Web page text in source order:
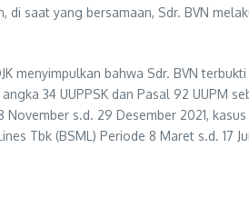
di saat yang bersamaan, Sdr. BVN
menyimpulkan bahwa Sdr. BVN
34 UUPPSK dan Pasal 92 UUPM
November s.d. 29 Desember 2021,
Tbk (BSML) Periode 8 Maret s.d. 17